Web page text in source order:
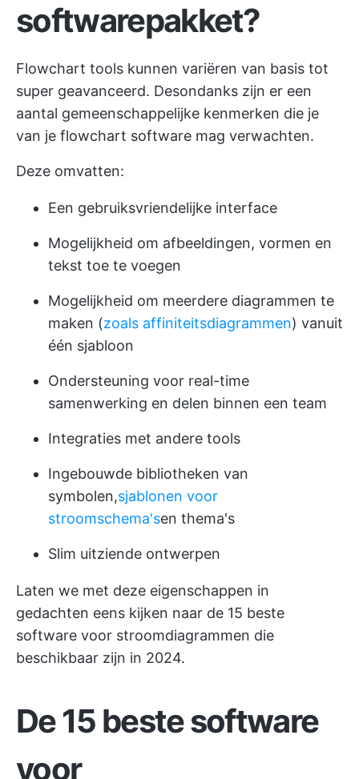
softwarepakket?
Flowchart tools kunnen variëren van basis tot
super geavanceerd. Desondanks zijn er een
aantal gemeenschappelijke kenmerken die je
van je flowchart software mag verwachten.
Deze omvatten:
Een gebruiksvriendelijke interface
Mogelijkheid om afbeeldingen, vormen en
tekst toe te voegen
Mogelijkheid om meerdere diagrammen te
maken (zoals affiniteitsdiagrammen) vanuit
één sjabloon
Ondersteuning voor real-time
samenwerking en delen binnen een team
Integraties met andere tools
Ingebouwde bibliotheken van
symbolen,sjablonen voor
stroomschema'sen thema's
Slim uitziende ontwerpen
Laten we met deze eigenschappen in
gedachten eens kijken naar de 15 beste
software voor stroomdiagrammen die
beschikbaar zijn in 2024.
De 15 beste software
voor